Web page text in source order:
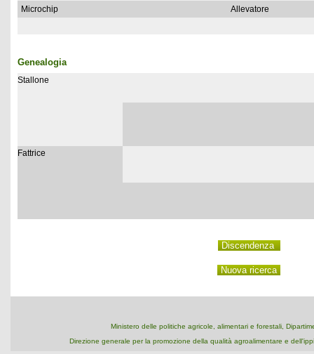
Microchip Allevatore
Genealogia
Stallone
Fattrice
Ministero delle politiche agricole, alimentari e forestali,
Direzione generale per la promozione della qualità agroalimentare e